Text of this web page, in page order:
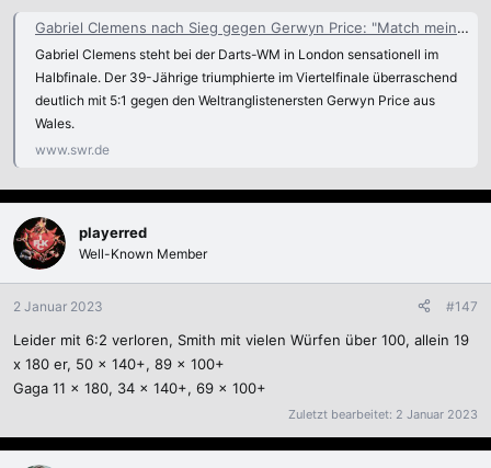
Gabriel Clemens nach Sieg gegen Gerwyn Price: "Match meines Lebens"
Gabriel Clemens steht bei der Darts-WM in London sensationell im
Halbfinale. Der 39-Jährige triumphierte im Viertelfinale überraschend
deutlich mit 5:1 gegen den Weltranglistenersten Gerwyn Price aus
Wales.
www.swr.de
playerred
Well-Known Member
2 Januar 2023 #147
Leider mit 6:2 verloren, Smith mit vielen Würfen über 100, allein 19
x 180 er, 50 x 140+, 89 x 100+
Gaga 11 x 180, 34 x 140+, 69 x 100+
Zuletzt bearbeitet: 2 Januar 2023